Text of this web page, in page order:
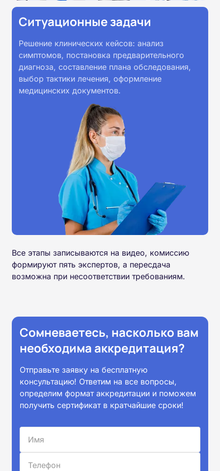
Ситуационные задачи
Решение клинических кейсов: анализ
симптомов, постановка предварительного
диагноза, составление плана обследования,
выбор тактики лечения, оформление
медицинских документов.
Все этапы записываются на видео, комиссию
формируют пять экспертов, а пересдача
возможна при несоответствии требованиям.
Сомневаетесь, насколько вам
необходима аккредитация?
Отправьте заявку на бесплатную
консультацию! Ответим на все вопросы,
определим формат аккредитации и поможем
получить сертификат в кратчайшие сроки!